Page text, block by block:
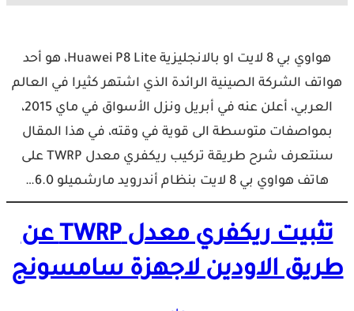
هواوي بي 8 لايت او بالانجليزية Huawei P8 Lite، هو أحد
هواتف الشركة الصينية الرائدة الذي اشتهر كثيرا في العالم
العربي، أعلن عنه في أبريل ونزل الأسواق في ماي 2015،
بمواصفات متوسطة الى قوية في وقته، في هذا المقال
سنتعرف شرح طريقة تركيب ريكفري معدل TWRP على
هاتف هواوي بي 8 لايت بنظام أندرويد مارشميلو 6.0…
تثبيت ريكفري معدل TWRP عن
طريق الاودين لاجهزة سامسونج